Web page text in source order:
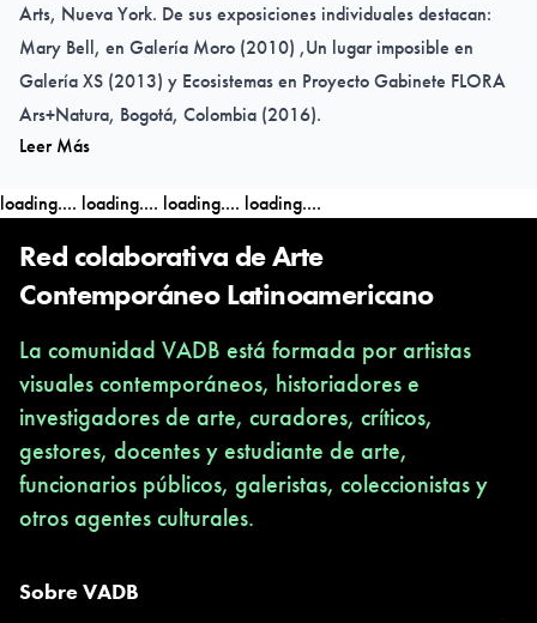
Arts, Nueva York. De sus exposiciones individuales destacan:
Mary Bell, en Galería Moro (2010) ,Un lugar imposible en
Galería XS (2013) y Ecosistemas en Proyecto Gabinete FLORA
Ars+Natura, Bogotá, Colombia (2016).
Ha participado en diversas exposiciones colectivas, tanto en
Cultural de Coyhaique (Proyecto FONDART 2016)The Olimpic
Fine Arts Exhibition en The Barbican Center de Londres, UK
(2012)Medidas Variables en MAC Valdivia (2012), Formas de
Habitar en Galería Balmaceda Arte Joven (2014) Concurso
Cabeza de Ratón Bicentenario en MAVI (2010). De forma
paralela trabaja en la Facultad de Artes de la Universidad Finis
Terrae y como ilustradora freelance.
Leer Más
loading.... loading.... loading.... loading....
Red colaborativa de Arte
Contemporáneo Latinoamericano
La comunidad VADB está formada por artistas
visuales contemporáneos, historiadores e
investigadores de arte, curadores, críticos,
gestores, docentes y estudiante de arte,
funcionarios públicos, galeristas, coleccionistas y
otros agentes culturales.
Sobre VADB